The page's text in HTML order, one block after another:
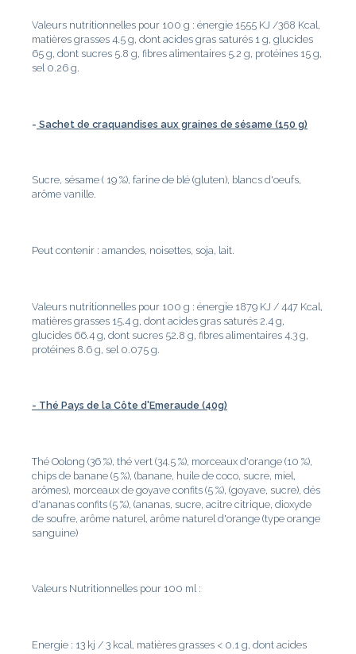
Valeurs nutritionnelles pour 100 g : énergie 1555 KJ /368 Kcal,
matières grasses 4.5 g, dont acides gras saturés 1 g, glucides
65 g, dont sucres 5.8 g, fibres alimentaires 5.2 g, protéines 15 g,
sel 0.26 g.
- Sachet de craquandises aux graines de sésame (150 g)
Sucre, sésame ( 19 %), farine de blé (gluten), blancs d'oeufs,
arôme vanille.
Peut contenir : amandes, noisettes, soja, lait.
Valeurs nutritionnelles pour 100 g : énergie 1879 KJ / 447 Kcal,
matières grasses 15.4 g, dont acides gras saturés 2.4 g,
glucides 66.4 g, dont sucres 52.8 g, fibres alimentaires 4.3 g,
protéines 8.6 g, sel 0.075 g.
- Thé Pays de la Côte d'Emeraude (40g)
Thé Oolong (36 %), thé vert (34.5 %), morceaux d'orange (10 %),
chips de banane (5 %), (banane, huile de coco, sucre, miel,
arômes), morceaux de goyave confits (5 %), (goyave, sucre), dés
d'ananas confits (5 %), (ananas, sucre, acitre citrique, dioxyde
de soufre, arôme naturel, arôme naturel d'orange (type orange
sanguine)
Valeurs Nutritionnelles pour 100 ml :
Energie : 13 kj / 3 kcal, matières grasses < 0.1 g, dont acides